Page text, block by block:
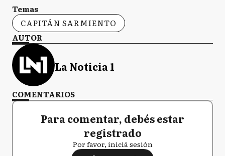
Temas
CAPITÁN SARMIENTO
AUTOR
La Noticia 1
COMENTARIOS
Para comentar, debés estar
registrado
Por favor, iniciá sesión